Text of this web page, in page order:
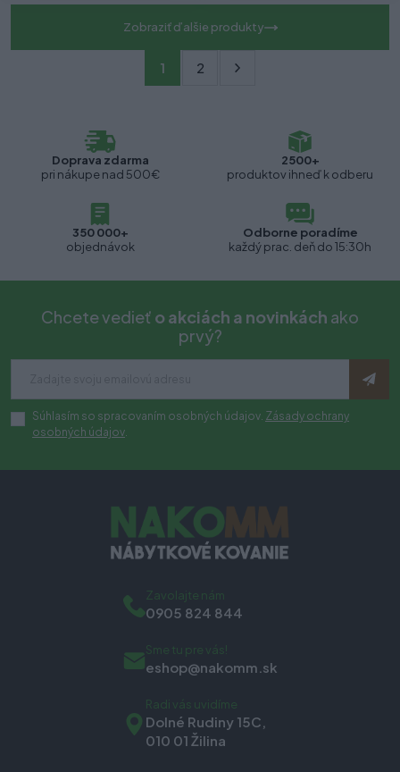
1 2
Zobraziť ďalšie produkty
Doprava zdarma
pri nákupe nad 500€
2500+
produktov ihneď k odberu
350 000+
objednávok
Odborne poradíme
každý prac. deň do 15:30h
Chcete vedieť o akciách a novinkách ako
prvý?
Súhlasím so spracovaním osobných údajov. Zásady ochrany
osobných údajov.
Zavolajte nám
0905 824 844
Sme tu pre vás!
eshop@nakomm.sk
Radi vás uvidíme
Dolné Rudiny 15C,
010 01 Žilina